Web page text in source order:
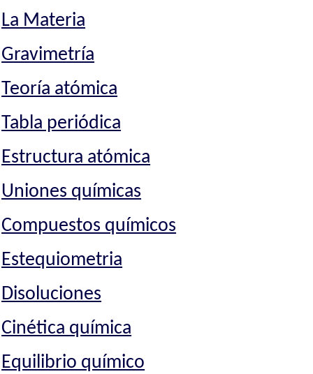
La Materia
Gravimetría
Teoría atómica
Tabla periódica
Estructura atómica
Uniones químicas
Compuestos químicos
Estequiometria
Disoluciones
Cinética química
Equilibrio químico